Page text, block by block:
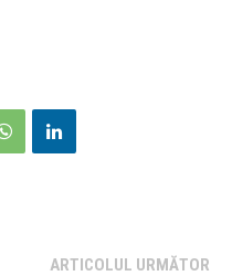
ARTICOLUL URMĂTOR